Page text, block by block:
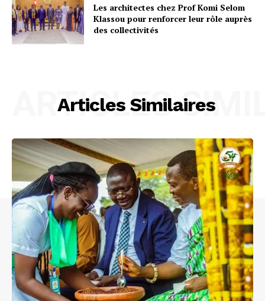
Les architectes chez Prof Komi Selom
Klassou pour renforcer leur rôle auprès
des collectivités
Articles Similaires
ARTICLES